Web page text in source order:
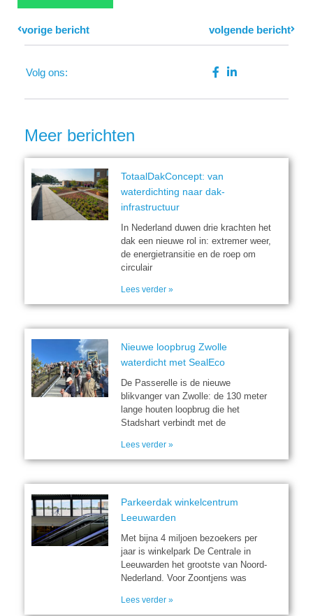
Prev
vorige bericht volgende berichtNext
Volg ons:
Meer berichten
TotaalDakConcept: van
waterdichting naar dak-
infrastructuur
In Nederland duwen drie krachten het
dak een nieuwe rol in: extremer weer,
de energietransitie en de roep om
circulair
Lees verder »
Nieuwe loopbrug Zwolle
waterdicht met SealEco
De Passerelle is de nieuwe
blikvanger van Zwolle: de 130 meter
lange houten loopbrug die het
Stadshart verbindt met de
Lees verder »
Parkeerdak winkelcentrum
Leeuwarden
Met bijna 4 miljoen bezoekers per
jaar is winkelpark De Centrale in
Leeuwarden het grootste van Noord-
Nederland. Voor Zoontjens was
Lees verder »